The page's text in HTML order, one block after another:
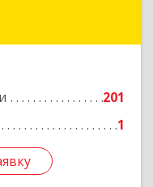
201
1
Туркестанская
Подробнее